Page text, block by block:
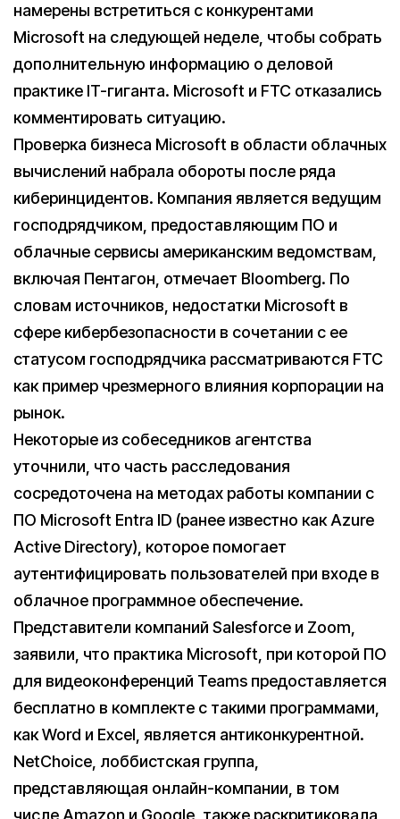
намерены встретиться с конкурентами
Microsoft на следующей неделе, чтобы собрать
дополнительную информацию о деловой
практике IT-гиганта. Microsoft и FTC отказались
комментировать ситуацию.
Проверка бизнеса Microsoft в области облачных
вычислений набрала обороты после ряда
киберинцидентов. Компания является ведущим
господрядчиком, предоставляющим ПО и
облачные сервисы американским ведомствам,
включая Пентагон, отмечает Bloomberg. По
словам источников, недостатки Microsoft в
сфере кибербезопасности в сочетании с ее
статусом господрядчика рассматриваются FTC
как пример чрезмерного влияния корпорации на
рынок.
Некоторые из собеседников агентства
уточнили, что часть расследования
сосредоточена на методах работы компании с
ПО Microsoft Entra ID (ранее известно как Azure
Active Directory), которое помогает
аутентифицировать пользователей при входе в
облачное программное обеспечение.
Представители компаний Salesforce и Zoom,
заявили, что практика Microsoft, при которой ПО
для видеоконференций Teams предоставляется
бесплатно в комплекте с такими программами,
как Word и Excel, является антиконкурентной.
NetChoice, лоббистская группа,
представляющая онлайн-компании, в том